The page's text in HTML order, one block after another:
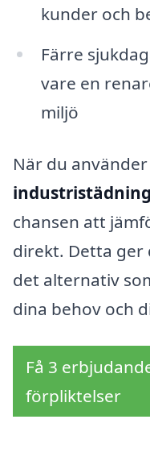
kunder och
Färre
vare en
miljö
När du
chansen att
direkt. Detta ger
det alternativ
dina behov och
Få 3
förpliktelser